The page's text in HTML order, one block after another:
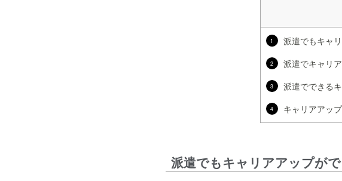
派遣でもキャ
1
派遣でキャリ
2
派遣でできる
3
キャリアアッ
4
派遣でもキャリアアップがで